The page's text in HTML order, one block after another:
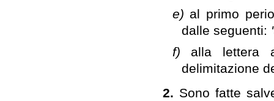
e) al primo
dalle seguenti:
f) alla lettera
delimitazione
2. Sono fatte